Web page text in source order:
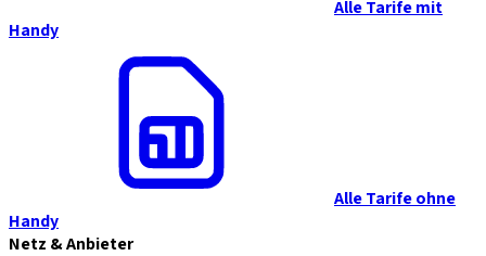
Alle Tarife mit
Handy
Alle Tarife ohne
Handy
Netz & Anbieter